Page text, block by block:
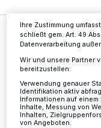
Die Stadt
Parkplatz
am 15.
Ihre Zustimmung
schließt gem. Art. 49
Datenverarbeitung
Wir und unsere Partner
bereitzustellen:
Verwendung genauer
Identifikation aktiv
Informationen auf
Inhalte, Messung von
Inhalten,
von Angeboten.